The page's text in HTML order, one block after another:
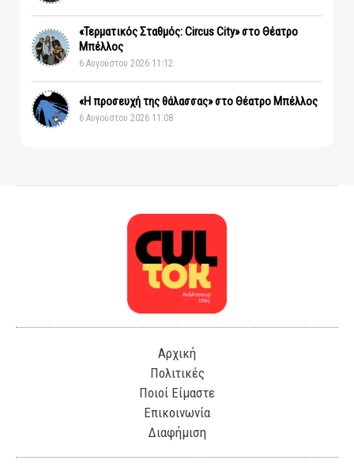
«Τερματικός Σταθμός: Circus City» στο Θέατρο
Μπέλλος
6 Αυγούστου 2026 11:12
«Η προσευχή της θάλασσας» στο Θέατρο Μπέλλος
6 Αυγούστου 2026 11:08
Αρχική
Πολιτικές
Ποιοί Είμαστε
Επικοινωνία
Διαφήμιση